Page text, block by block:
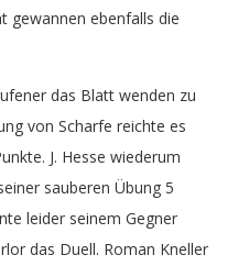
gewannen ebenfalls die
das Blatt wenden zu
von Scharfe reichte es
J. Hesse wiederum
sauberen Übung 5
leider seinem Gegner
das Duell. Roman Kneller